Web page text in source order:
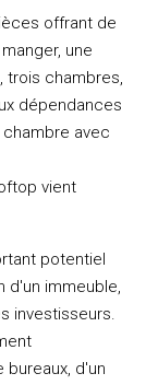
offrant de
une
trois chambres,
dépendances
avec
vient
potentiel
d'un immeuble,
investisseurs.
bureaux, d'un